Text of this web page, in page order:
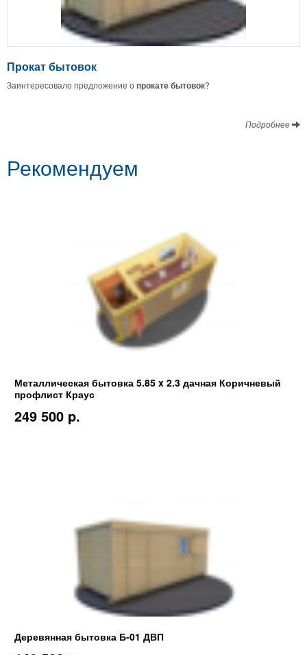
Прокат бытовок
Заинтересовало предложение опрокате бытовок?
Подробнее
Рекомендуем
Металлическая бытовка 5.85 x 2.3 дачная Коричневый
профлист Краус
249 500 p.
Деревянная бытовка Б-01 ДВП